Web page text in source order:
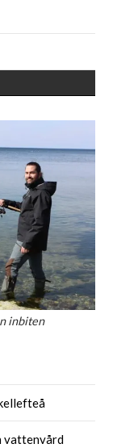
inbiten
vattenvård